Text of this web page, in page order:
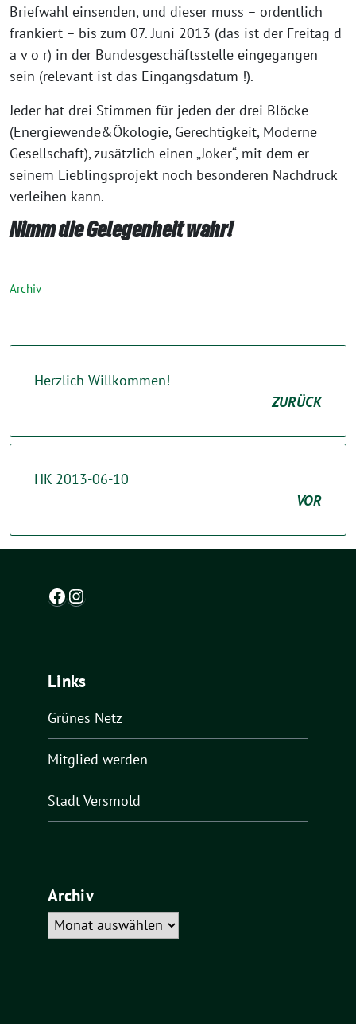
Briefwahl einsenden, und dieser muss – ordentlich
frankiert – bis zum 07. Juni 2013 (das ist der Freitag d
a v o r) in der Bundesgeschäftsstelle eingegangen
sein (relevant ist das Eingangsdatum !).
Jeder hat drei Stimmen für jeden der drei Blöcke
(Energiewende&Ökologie, Gerechtigkeit, Moderne
Gesellschaft), zusätzlich einen „Joker“, mit dem er
seinem Lieblingsprojekt noch besonderen Nachdruck
verleihen kann.
Nimm die Gelegenheit wahr!
Archiv
Herzlich Willkommen!
ZURÜCK
HK 2013-06-10
VOR
Facebook
Instagram
Links
Grünes Netz
Mitglied werden
Stadt Versmold
Archiv
Archiv